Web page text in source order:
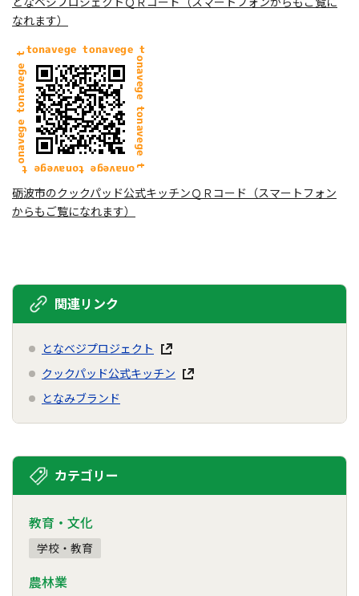
なれます）
砺波市のクックパッド公式キッチンＱＲコード（スマートフォン
からもご覧になれます）
関連リンク
となベジプロジェクト
クックパッド公式キッチン
となみブランド
カテゴリー
教育・文化
学校・教育
農林業